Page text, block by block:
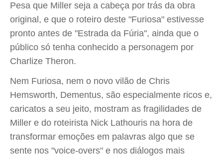
Pesa que Miller seja a cabeça por trás da obra
original, e que o roteiro deste "Furiosa" estivesse
pronto antes de "Estrada da Fúria", ainda que o
público só tenha conhecido a personagem por
Charlize Theron.
Nem Furiosa, nem o novo vilão de Chris
Hemsworth, Dementus, são especialmente ricos e,
caricatos a seu jeito, mostram as fragilidades de
Miller e do roteirista Nick Lathouris na hora de
transformar emoções em palavras algo que se
sente nos "voice-overs" e nos diálogos mais